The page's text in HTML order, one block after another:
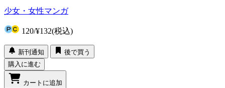
少女・女性マンガ
120/¥132(税込)
新刊通知
後で買う
購入に進む
カートに追加